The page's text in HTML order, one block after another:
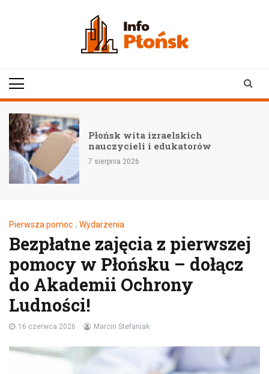
Płońsk wita izraelskich
nauczycieli i edukatorów
7 sierpnia 2026
Pierwsza pomoc , Wydarzenia
Bezpłatne zajęcia z pierwszej
pomocy w Płońsku – dołącz
do Akademii Ochrony
Ludności!
16 czerwca 2026 Marcin Stefaniak